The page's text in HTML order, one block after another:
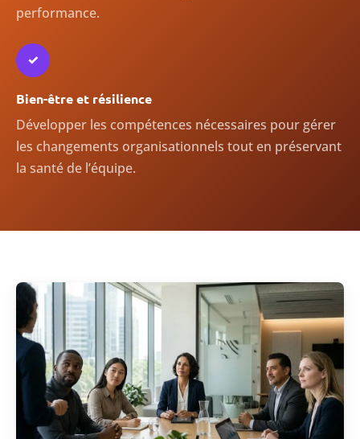
performance.
✓
Bien-être et résilience
Développer les compétences nécessaires pour gérer
les changements organisationnels tout en préservant
la santé de l’équipe.